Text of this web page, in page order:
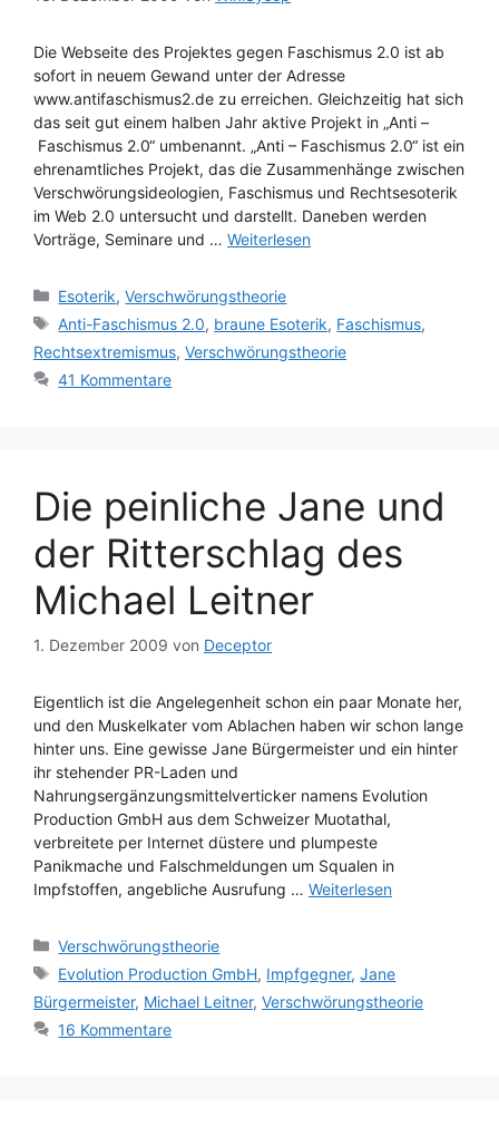
Die Webseite des Projektes gegen Faschismus 2.0 ist ab
sofort in neuem Gewand unter der Adresse
www.antifaschismus2.de zu erreichen. Gleichzeitig hat sich
das seit gut einem halben Jahr aktive Projekt in „Anti –
Faschismus 2.0“ umbenannt. „Anti – Faschismus 2.0“ ist ein
ehrenamtliches Projekt, das die Zusammenhänge zwischen
Verschwörungsideologien, Faschismus und Rechtsesoterik
im Web 2.0 untersucht und darstellt. Daneben werden
Vorträge, Seminare und … Weiterlesen
Kategorien
Esoterik,Verschwörungstheorie
Schlagwörter
Anti-Faschismus 2.0, braune Esoterik, Faschismus,
Rechtsextremismus, Verschwörungstheorie
41 Kommentare
Die peinliche Jane und
der Ritterschlag des
Michael Leitner
1. Dezember 2009 von Deceptor
Eigentlich ist die Angelegenheit schon ein paar Monate her,
und den Muskelkater vom Ablachen haben wir schon lange
hinter uns. Eine gewisse Jane Bürgermeister und ein hinter
ihr stehender PR-Laden und
Nahrungsergänzungsmittelverticker namens Evolution
Production GmbH aus dem Schweizer Muotathal,
verbreitete per Internet düstere und plumpeste
Panikmache und Falschmeldungen um Squalen in
Impfstoffen, angebliche Ausrufung … Weiterlesen
Kategorien
Verschwörungstheorie
Schlagwörter
Evolution Production GmbH, Impfgegner,Jane
Bürgermeister, Michael Leitner, Verschwörungstheorie
16 Kommentare